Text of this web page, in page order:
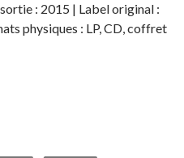
: 2015 | Label original :
physiques : LP, CD, coffret
1 : the time machine